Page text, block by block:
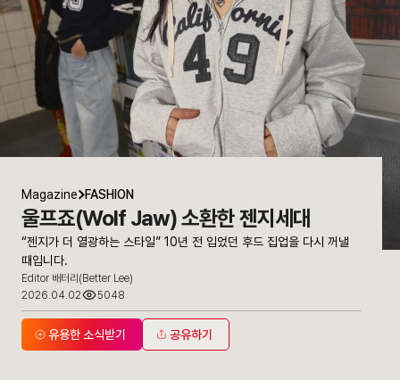
Magazine FASHION
울프죠(Wolf Jaw) 소환한 젠지세대
“젠지가 더 열광하는 스타일” 10년 전 입었던 후드 집업을 다시 꺼낼
때입니다.
Editor 배터리(Better Lee)
2026.04.02
5048
유용한 소식받기 공유하기